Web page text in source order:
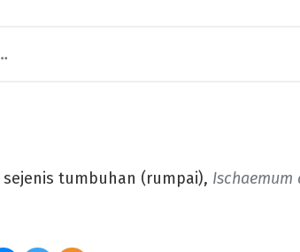
sejenis tumbuhan (rumpai), Ischaemum